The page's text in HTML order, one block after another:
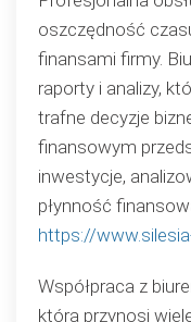
oszczędność
finansami firmy.
raporty i analizy,
trafne decyzje
finansowym
inwestycje,
płynność
https://
Współpraca z
która przynosi